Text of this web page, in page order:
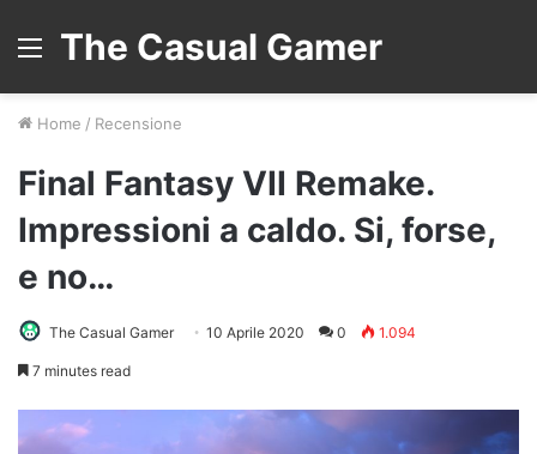
MenuThe Casual Gamer
Home / Recensione
Final Fantasy VII Remake.
Impressioni a caldo. Si, forse,
e no…
The Casual Gamer 10 Aprile 2020 0 1.094
7 minutes read